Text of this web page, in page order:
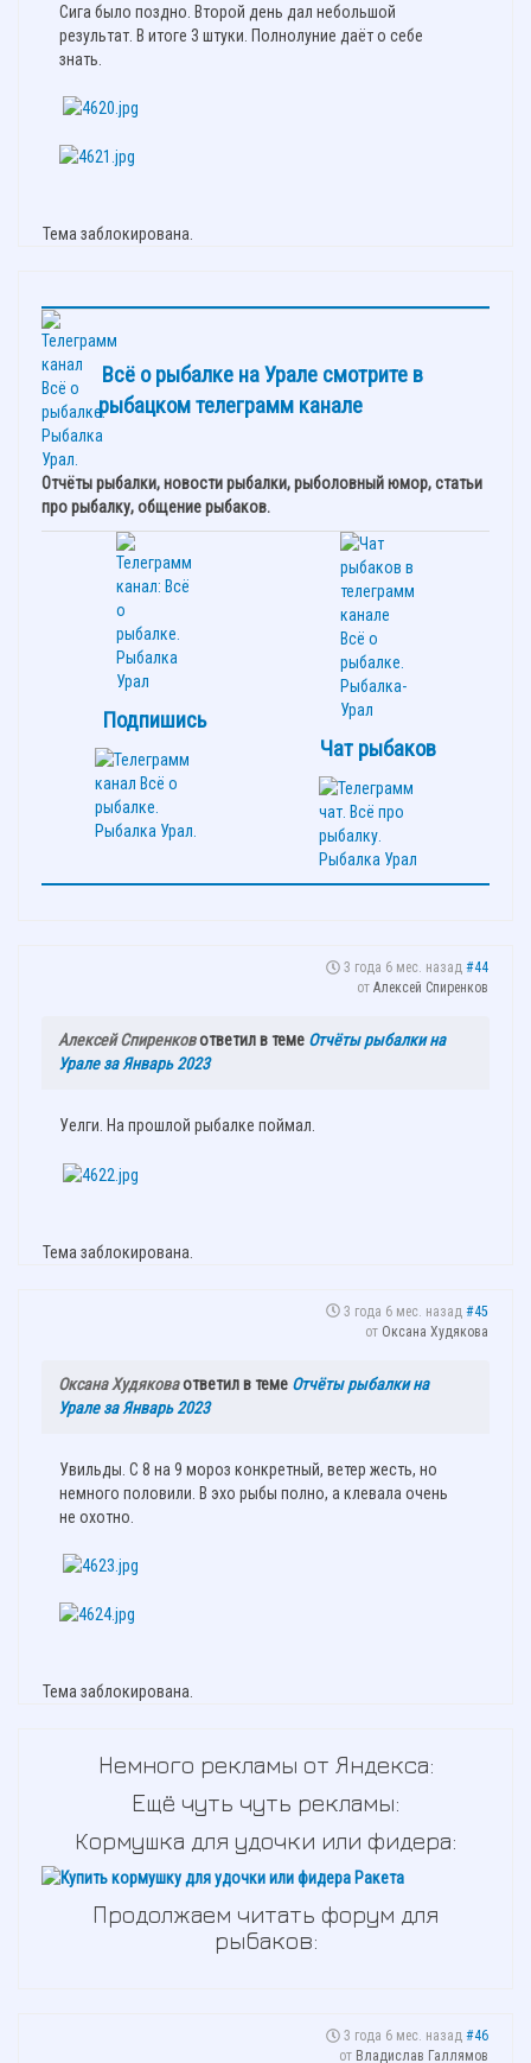
Сига было поздно. Второй день дал небольшой
результат. В итоге 3 штуки. Полнолуние даёт о себе
знать.
Тема заблокирована.
Всё о рыбалке на Урале смотрите в
рыбацком телеграмм канале
Отчёты рыбалки, новости рыбалки, рыболовный юмор, статьи
про рыбалку, общение рыбаков.
Подпишись
Чат рыбаков
3 года 6 мес. назад #44
от Алексей Спиренков
Алексей Спиренковответил в теме Отчёты рыбалки на
Урале за Январь 2023
Уелги. На прошлой рыбалке поймал.
Тема заблокирована.
3 года 6 мес. назад #45
от Оксана Худякова
Оксана Худяковаответил в теме Отчёты рыбалки на
Урале за Январь 2023
Увильды. С 8 на 9 мороз конкретный, ветер жесть, но
немного половили. В эхо рыбы полно, а клевала очень
не охотно.
Тема заблокирована.
Немного рекламы от Яндекса:
Ещё чуть чуть рекламы:
Кормушка для удочки или фидера:
Продолжаем читать форум для
рыбаков:
3 года 6 мес. назад #46
от Владислав Галлямов